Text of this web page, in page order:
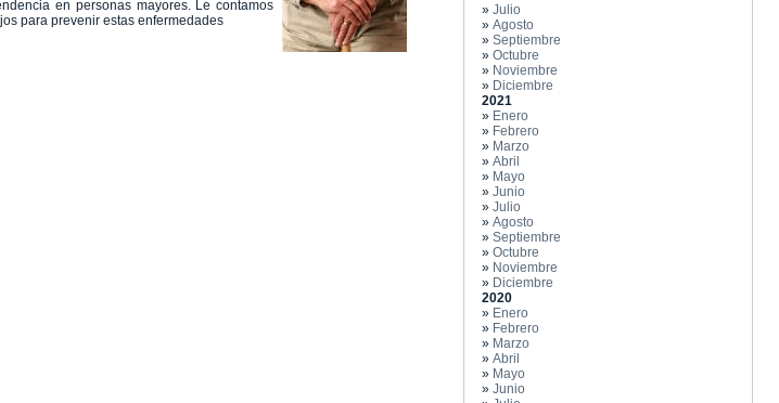
en personas mayores. Le contamos
para prevenir estas enfermedades
» Julio
» Agosto
» Septiembre
» Octubre
» Noviembre
» Diciembre
2021
» Enero
» Febrero
» Marzo
» Abril
» Mayo
» Junio
» Julio
» Agosto
» Septiembre
» Octubre
» Noviembre
» Diciembre
2020
» Enero
» Febrero
» Marzo
» Abril
» Mayo
» Junio